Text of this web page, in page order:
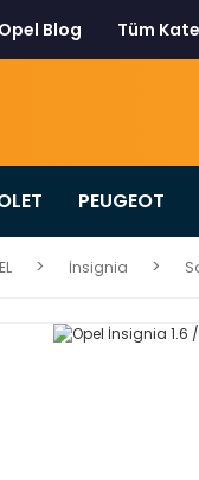
Opel Blog Tüm
PEUGEOT
İnsignia